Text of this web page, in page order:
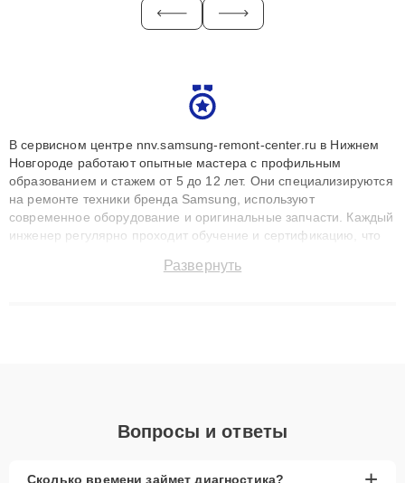
В сервисном центре nnv.samsung-remont-center.ru в Нижнем
Новгороде работают опытные мастера с профильным
образованием и стажем от 5 до 12 лет. Они специализируются
на ремонте техники бренда Samsung, используют
современное оборудование и оригинальные запчасти. Каждый
инженер регулярно проходит обучение и сертификацию, что
восстанавливать технику с сохранением гарантии до 3 лет.
Развернуть
Вопросы и ответы
Сколько времени займет диагностика?